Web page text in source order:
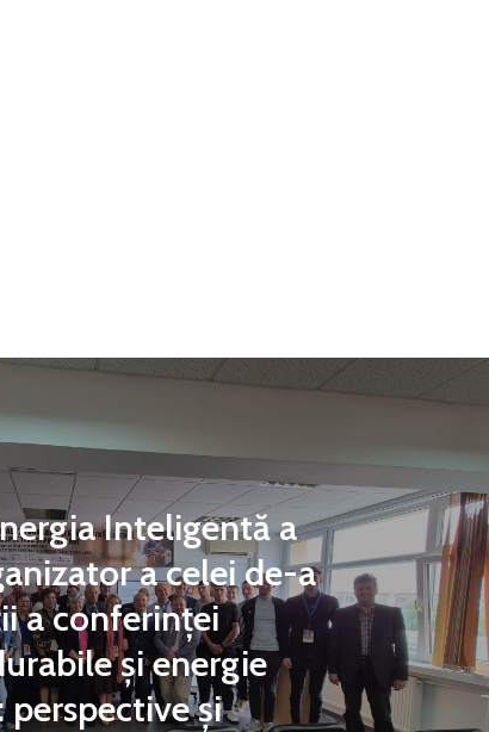
Inteligentă a
a celei de-a
a conferinței
și energie
și